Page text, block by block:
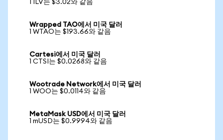
1 ILV는 $3.02와 같음
Wrapped TAO에서 미국 달러
1 WTAO는 $193.66와 같음
Cartesi에서 미국 달러
1 CTSI는 $0.0268와 같음
Wootrade Network에서 미국 달러
1 WOO는 $0.0114와 같음
MetaMask USD에서 미국 달러
1 mUSD는 $0.9994와 같음